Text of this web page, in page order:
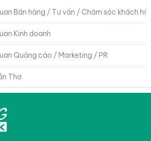
Bán hàng / Tư vấn / Chăm sóc khách
Kinh doanh
Quảng cáo / Marketing / PR
Thơ